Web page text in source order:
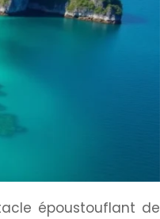
époustouflant de